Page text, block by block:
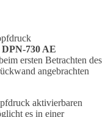
730 AE
ersten Betrachten des
angebrachten
aktivierbaren
es in einer